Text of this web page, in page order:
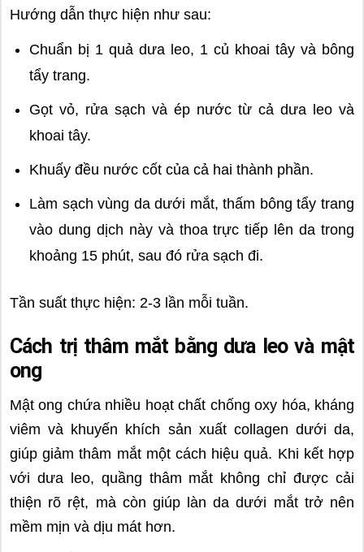
Hướng dẫn thực hiện như sau:
Chuẩn bị 1 quả dưa leo, 1 củ khoai tây và bông
tẩy trang.
Gọt vỏ, rửa sạch và ép nước từ cả dưa leo và
khoai tây.
Khuấy đều nước cốt của cả hai thành phần.
Làm sạch vùng da dưới mắt, thấm bông tẩy trang
vào dung dịch này và thoa trực tiếp lên da trong
khoảng 15 phút, sau đó rửa sạch đi.
Tần suất thực hiện: 2-3 lần mỗi tuần.
Cách trị thâm mắt bằng dưa leo và mật
ong
Mật ong chứa nhiều hoạt chất chống oxy hóa, kháng
viêm và khuyến khích sản xuất collagen dưới da,
giúp giảm thâm mắt một cách hiệu quả. Khi kết hợp
với dưa leo, quầng thâm mắt không chỉ được cải
thiện rõ rệt, mà còn giúp làn da dưới mắt trở nên
mềm mịn và dịu mát hơn.